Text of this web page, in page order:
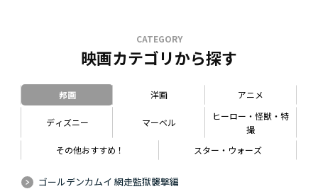
CATEGORY
映画カテゴリから探す
邦画 洋画 アニメ
ディズニー マーベル
ヒーロー・怪獣・特
撮
その他おすすめ！
スター・ウォーズ
ゴールデンカムイ 網走監獄襲撃編